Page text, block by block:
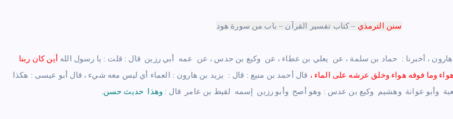
سنن الترمذي – كتاب تفسير القرآن – باب من سورة هود
هارون ،‏ أخبرنا : ‏ ‏حماد بن سلمة ، عن ‏ ‏يعلي بن عطاء ، عن ‏ ‏وكيع بن حدس ‏، عن ‏ ‏عمه ‏ ‏أبي رزين ‏ ‏قال : قلت ‏: ‏يا رسول الله أين كان ربنا
وما فوقه هواء وخلق عرشه على الماء ‏، ‏قال ‏أحمد بن منيع ‏: ‏قال : ‏ ‏يزيد بن هارون : ‏العماء أي ليس معه شيء ،‏ ‏قال ‏أبو عيسى :‏ ‏هكذا
‏وأبو عوانة ‏ ‏وهشيم ‏ ‏وكيع بن عدس :‏ ‏وهو أصح ‏ ‏وأبو رزين ‏ ‏إسمه ‏ ‏لقيط بن عامر ‏ ‏قال : وهذا ‏ ‏حديث حسن.